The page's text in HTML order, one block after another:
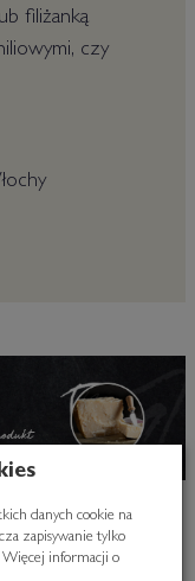
filiżanką
czy
danych cookie na
zapisywanie tylko
informacji o